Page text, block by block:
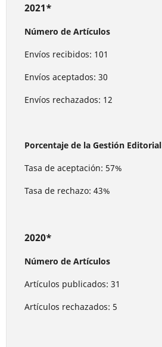
2021*
Número de Artículos
Envíos recibidos: 101
Envíos aceptados: 30
Envíos rechazados: 12
Porcentaje de la Gestión Editorial
Tasa de aceptación: 57%
Tasa de rechazo: 43%
2020*
Número de Artículos
Artículos publicados: 31
Artículos rechazados: 5